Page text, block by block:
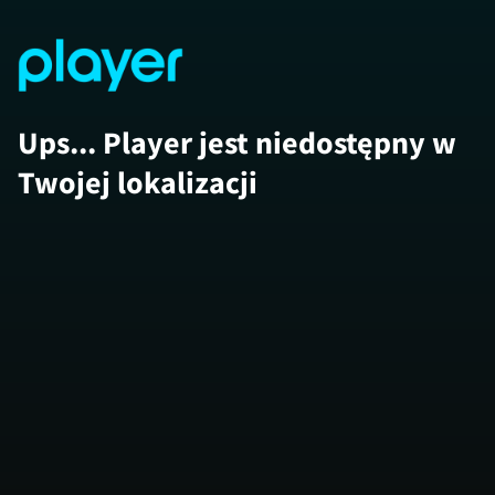
Ups... Player jest niedostępny w
Twojej lokalizacji